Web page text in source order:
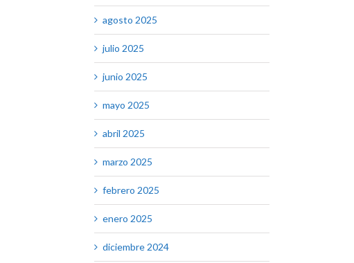
agosto 2025
julio 2025
junio 2025
mayo 2025
abril 2025
marzo 2025
febrero 2025
enero 2025
diciembre 2024